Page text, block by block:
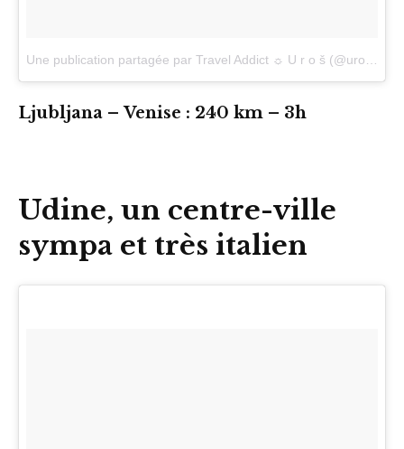
Une publication partagée par Travel Addict ☼ U r o š (@urospolajzer)
Ljubljana – Venise : 240 km – 3h
Udine, un centre-ville
sympa et très italien